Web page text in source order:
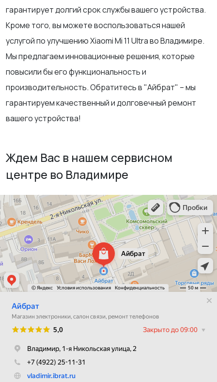
гарантирует долгий срок службы вашего устройства.
Кроме того, вы можете воспользоваться нашей
услугой по улучшению Xiaomi Mi 11 Ultra во Владимире.
Мы предлагаем инновационные решения, которые
повысили бы его функциональность и
производительность. Обратитесь в "Айбрат" – мы
гарантируем качественный и долговечный ремонт
вашего устройства!
Ждем Вас в нашем сервисном
центре во Владимире